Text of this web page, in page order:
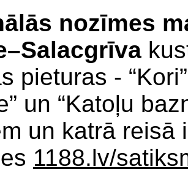
nozīmes
pieturas -
un “Katoļu
un katrā reisā
1188.lv/